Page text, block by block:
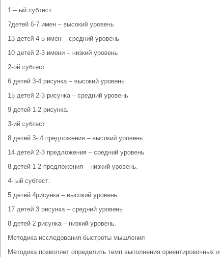
1 – ый субтест:
7детей 6-7 имен – высокий уровень
13 детей 4-5 имен – средний уровень
10 детей 2-3 имени – низкий уровень
2-ой субтест:
6 детей 3-4 рисунка – высокий уровень
15 детей 2-3 рисунка – средний уровень
9 детей 1-2 рисунка.
3-ий субтест:
8 детей 3- 4 предложения – высокий уровень
14 детей 2-3 предложения – средний уровень
8 детей 1-2 предложения – низкий уровень.
4- ый субтест:
5 детей 4рисунка – высокий уровень
17 детей 3 рисунка – средний уровень
8 детей 2 рисунка – низкий уровень.
Методика исследования быстроты мышления
Методика позволяет определить темп выполнения ориентировочных и